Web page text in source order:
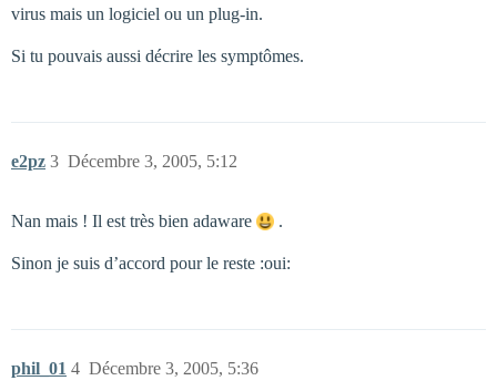
virus mais un logiciel ou un plug-in.
Si tu pouvais aussi décrire les symptômes.
e2pz Décembre 3, 2005, 5:12
3
Nan mais ! Il est très bien adaware .
Sinon je suis d’accord pour le reste :oui:
phil_01 Décembre 3, 2005, 5:36
4